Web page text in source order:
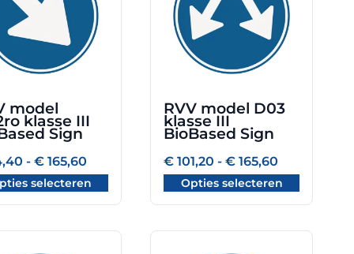
model
klasse III
Sign
- €165,60Prijsklasse:
€ 64,40
tot
€ 165,60
selecteren
RVV model D03
klasse III
BioBased Sign
€101,20 - €165,60Prijsklasse:
€ 101,20
tot
€ 165,60
Opties selecteren
meerdere
variaties.
Deze
optie
worden
op
productpagina